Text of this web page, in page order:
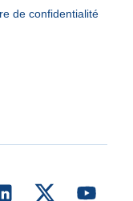
de confidentialité